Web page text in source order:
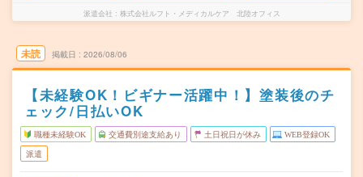
派遣会社 株式会社ルフト・メディカルケア 北陸オフィス
未読 掲載日 2026/08/06
【未経験OK！ビギナー活躍中！】塗装後のチ
ェック/日払いOK
職種未経験OK 交通費別途支給あり 土日祝日が休み WEB登録OK
派遣